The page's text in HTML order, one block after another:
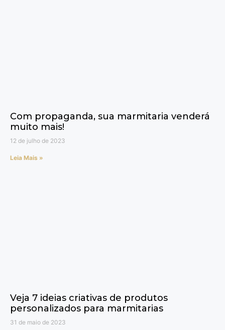
Com propaganda, sua marmitaria venderá
muito mais!
12 de julho de 2023
Leia Mais »
Veja 7 ideias criativas de produtos
personalizados para marmitarias
31 de maio de 2023